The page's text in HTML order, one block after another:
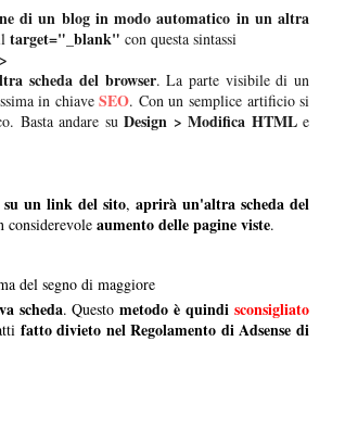
di un blog in modo automatico in un altra
target="_blank" con questa sintassi
scheda del browser. La parte visibile di un
in chiave SEO. Con un semplice artificio si
Basta andare suDesign > Modifica HTMLe
su un link del sito, aprirà un'altra scheda del
considerevole aumento delle pagine viste.
del segno di maggiore
scheda. Questometodo è quindisconsigliato
fatto divieto nel Regolamento di Adsense di